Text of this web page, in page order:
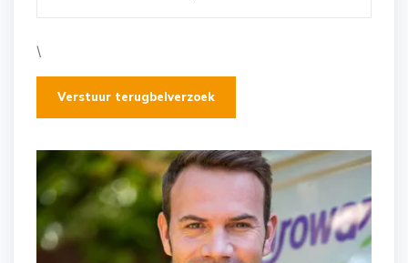
\
Verstuur terugbelverzoek